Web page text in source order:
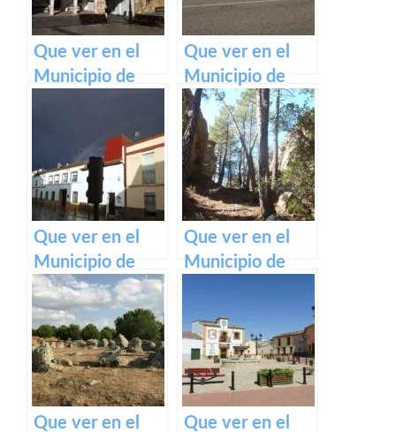
Que ver en el
Municipio de
Castilla La
Mancha
Que ver en el
Municipio de
Pozorrubielos de
la Mancha en
Castilla La
Mancha
Que ver en el
Municipio de
Fernán Caballero
en Castilla La
Mancha
Que ver en el
Municipio de
Castilla La
Mancha
Que ver en el
Que ver en el